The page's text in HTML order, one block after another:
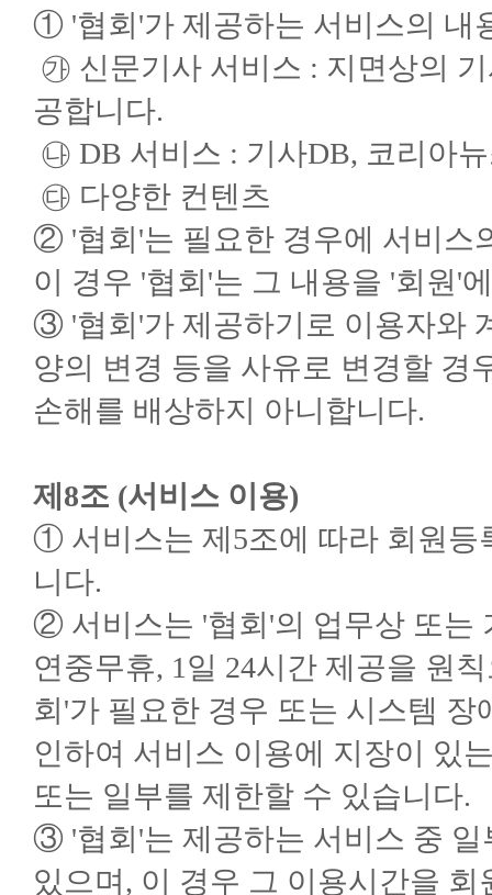
① '협회'가 제공하는 서비스의 내
㉮ 신문기사 서비스 : 지면상의
공합니다.
㉯ DB 서비스 : 기사DB, 코리아
㉰ 다양한 컨텐츠
② '협회'는 필요한 경우에 서비스
이 경우 '협회'는 그 내용을 '회원'
③ '협회'가 제공하기로 이용자와
양의 변경 등을 사유로 변경할 경
손해를 배상하지 아니합니다.
제8조 (서비스 이용)
① 서비스는 제5조에 따라 회원등
니다.
② 서비스는 '협회'의 업무상 또는
연중무휴, 1일 24시간 제공을 원
회'가 필요한 경우 또는 시스템
인하여 서비스 이용에 지장이 있
또는 일부를 제한할 수 있습니다.
③ '협회'는 제공하는 서비스 중
있으며, 이 경우 그 이용시간을